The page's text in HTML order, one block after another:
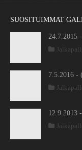
SUOSITUIMMAT
24.7.2015
7.5.2016 -
12.9.2013